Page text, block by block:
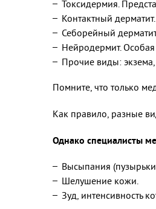
Токсидермия.
Контактный
Себорейный
Нейродермит.
Прочие виды:
Помните, что только
Как правило, разные
Однако специалисты
Высыпания
Шелушение кожи.
Зуд, интенсивность